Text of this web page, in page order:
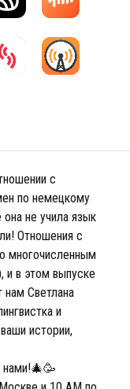
с
по немецкому
не учила язык
Отношения с
многочисленным
и в этом выпуске
Светлана
и
истории,
нами!🎄🥳